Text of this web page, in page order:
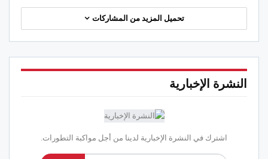
تحميل المزيد من المشاركات
النشرة الإخبارية
اشترك في النشرة الإخبارية لدينا من أجل مواكبة التطورات.